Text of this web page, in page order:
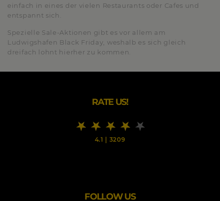
einfach in eines der vielen Restaurants oder Cafes und
entspannt sich.
Spezielle Sale-Aktionen gibt es vor allem am
Ludwigshafen Black Friday, weshalb es sich gleich
dreifach lohnt hierher zu kommen.
RATE US!
4.1 | 3209
FOLLOW US